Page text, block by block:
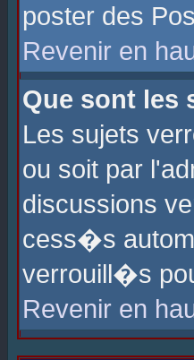
poster des
Revenir en
Que sont les
Les sujets
ou soit par
discussions
cess�s
verrouill�s
Revenir en